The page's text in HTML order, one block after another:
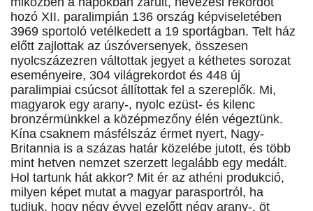
hozó XII. paralimpián 136 ország képviseletében
3969 sportoló vetélkedett a 19 sportágban. Telt ház
előtt zajlottak az úszóversenyek, összesen
nyolcszázezren váltottak jegyet a kéthetes sorozat
eseményeire, 304 világrekordot és 448 új
paralimpiai csúcsot állítottak fel a szereplők. Mi,
magyarok egy arany-, nyolc ezüst- és kilenc
bronzérmünkkel a középmezőny élén végeztünk.
Kína csaknem másfélszáz érmet nyert, Nagy-
Britannia is a százas határ közelébe jutott, és több
mint hetven nemzet szerzett legalább egy medált.
Hol tartunk hát akkor? Mit ér az athéni produkció,
milyen képet mutat a magyar parasportról, ha
tudjuk, hogy négy évvel ezelőtt négy arany-, öt